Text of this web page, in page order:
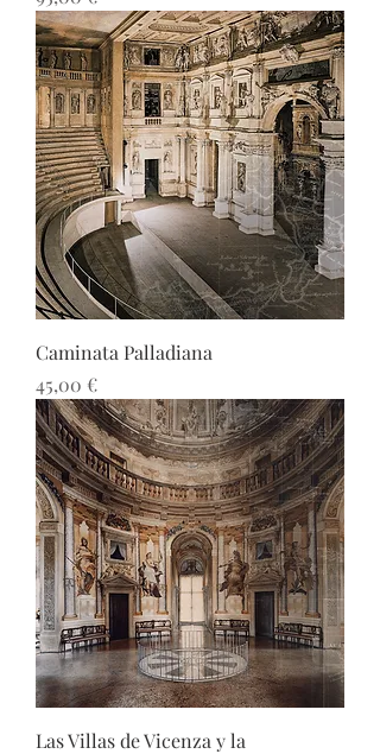
Caminata Palladiana
Precio
45,00 €
Las Villas de Vicenza y la